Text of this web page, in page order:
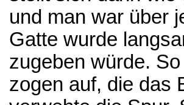
und man war über
Gatte wurde
zugeben würde.
zogen auf, die das